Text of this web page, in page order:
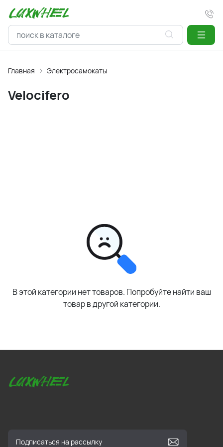
Главная Электросамокаты
Velocifero
В этой категории нет товаров. Попробуйте найти ваш
товар в другой категории.